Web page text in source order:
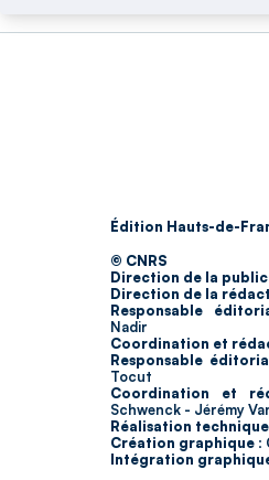
Édition Hauts-de-
© CNRS
Direction de la
Direction de la
Responsable
Nadir
Coordination et
Responsable
Tocut
Coordination et
Schwenck - Jérémy
Réalisation
Création graphique :
Intégration